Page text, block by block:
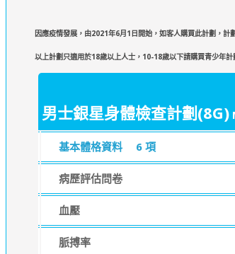
因應疫情發展，由2021年6月1日開始，如客人購買此計劃，計
以上計劃只適用於18歲以上人士，10-18歲以下請購買青少年計
男士銀星身體檢查計劃(8G)
基本體格資料 6 項
病歷評估問卷
血壓
脈搏率